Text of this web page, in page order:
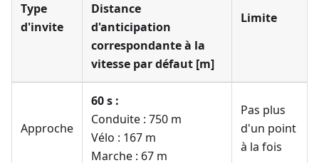
Type
d'invite
Distance
d'anticipation
correspondante à la
vitesse par défaut [m]
Limite
Approche
60 s :
Conduite : 750 m
Vélo : 167 m
Marche : 67 m
Pas plus
d'un point
à la fois